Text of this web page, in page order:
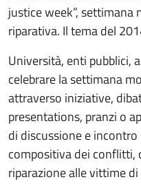
justice week”, settimana
riparativa. Il tema del
Università, enti pubblici,
celebrare la settimana
attraverso iniziative,
presentations, pranzi o
di discussione e
compositiva dei conflitti,
riparazione alle vittime